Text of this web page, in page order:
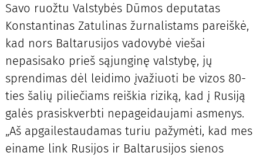
Savo ruožtu Valstybės Dūmos deputatas
Konstantinas Zatulinas žurnalistams pareiškė,
kad nors Baltarusijos vadovybė viešai
nepasisako prieš sąjunginę valstybę, jų
sprendimas dėl leidimo įvažiuoti be vizos 80-
ties šalių piliečiams reiškia riziką, kad į Rusiją
galės prasiskverbti nepageidaujami asmenys.
„Aš apgailestaudamas turiu pažymėti, kad mes
einame link Rusijos ir Baltarusijos sienos